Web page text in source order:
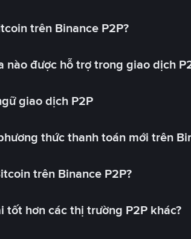
trên Binance P2P?
nào được hỗ trợ trong giao dịch
giao dịch P2P
thức thanh toán mới trên
trên Binance P2P?
tốt hơn các thị trường P2P khác?